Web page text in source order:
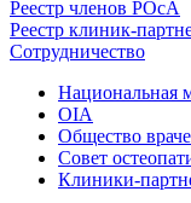
Реестр членов РОсА
Реестр клиник-
Сотрудничество
Национальная
OIA
Общество
Совет
Клиники-